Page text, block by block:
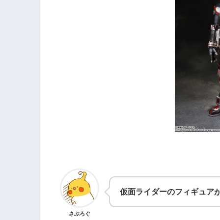
さぶろぐ
仮面ライダーのフィギュア